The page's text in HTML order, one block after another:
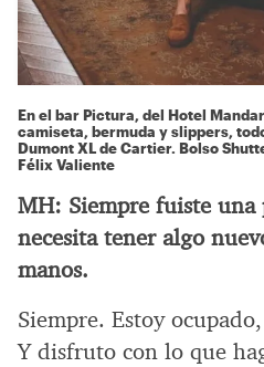
En el bar Pictura, del Hotel
camiseta, bermuda y slippers,
Dumont XL de Cartier. Bolso
Félix Valiente
MH: Siempre fuiste
necesita tener algo
manos.
Siempre. Estoy
Y disfruto con lo que